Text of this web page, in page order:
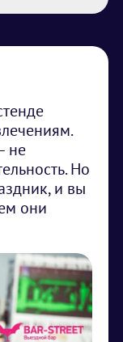
не
Но
и вы
они